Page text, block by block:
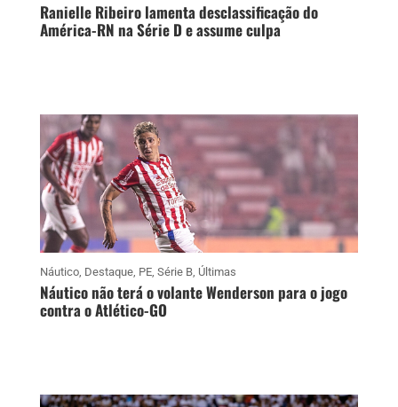
Ranielle Ribeiro lamenta desclassificação do
América-RN na Série D e assume culpa
Náutico, Destaque, PE, Série B, Últimas
Náutico não terá o volante Wenderson para o jogo
contra o Atlético-GO